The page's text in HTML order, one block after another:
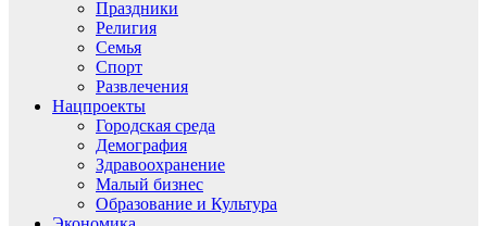
Праздники
Религия
Семья
Спорт
Развлечения
Нацпроекты
Городская среда
Демография
Здравоохранение
Малый бизнес
Образование и Культура